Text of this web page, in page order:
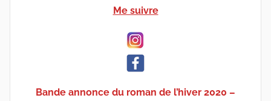
Me suivre
Bande annonce du roman de l’hiver 2020 –